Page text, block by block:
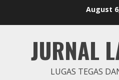
August
JURNAL
LUGAS TEGAS